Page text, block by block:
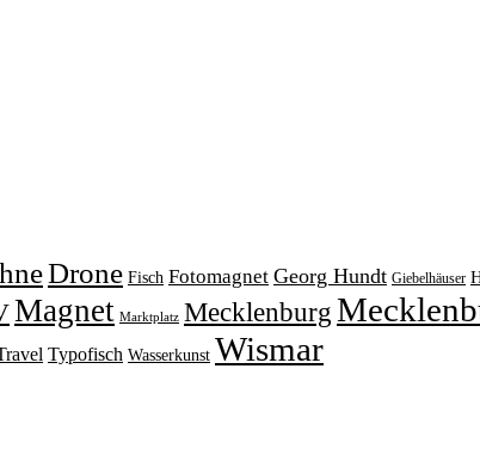
Drone Fisch Fotomagnet Georg Hundt Giebelhäuser
Magnet Marktplatz Mecklenburg
Typofisch Wasserkunst Wismar